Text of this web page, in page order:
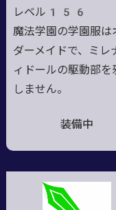
レベル156
魔法学園の学園服は
ダーメイドで、ミレ
ィドールの駆動部を
しません。
装備中